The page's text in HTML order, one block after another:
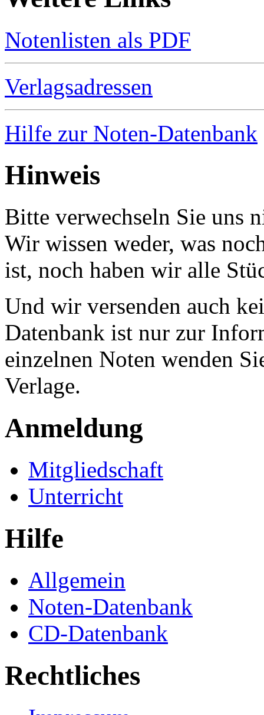
Notenlisten als PDF
Verlagsadressen
Hilfe zur Noten-Datenbank
Hinweis
Bitte verwechseln Sie uns
Wir wissen weder, was
ist, noch haben wir alle
Und wir versenden auch
Datenbank ist nur zur
einzelnen Noten wenden
Verlage.
Anmeldung
Mitgliedschaft
Unterricht
Hilfe
Allgemein
Noten-Datenbank
CD-Datenbank
Rechtliches